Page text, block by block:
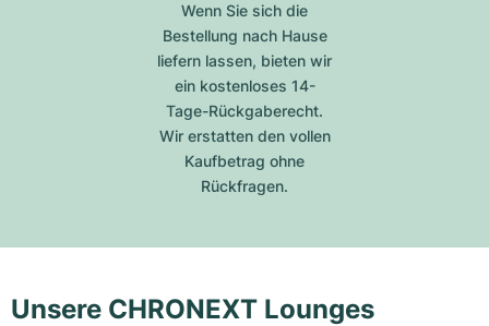
Wenn Sie sich die
Bestellung nach Hause
liefern lassen, bieten wir
ein kostenloses 14-
Tage-Rückgaberecht.
Wir erstatten den vollen
Kaufbetrag ohne
Rückfragen.
Unsere CHRONEXT Lounges